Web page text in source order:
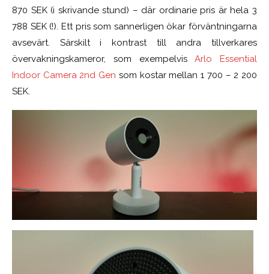
870 SEK (i skrivande stund) – där ordinarie pris är hela 3
788 SEK (!). Ett pris som sannerligen ökar förväntningarna
avsevärt. Särskilt i kontrast till andra tillverkares
övervakningskameror, som exempelvisArlo Essential
Indoor Camera 2nd Gen som kostar mellan 1 700 – 2 200
SEK.